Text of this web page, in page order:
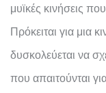
μυϊκές κινήσεις
Πρόκειται για μια
δυσκολεύεται να
που απαιτούνται